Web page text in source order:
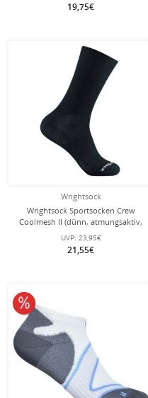
19,75€
Wrightsock
Wrightsock Sportsocken Crew
Coolmesh II (dünn, atmungsaktiv,
bequem) schwarz - 1 Paar
UVP: 23,95€
21,55€
10% reduziert